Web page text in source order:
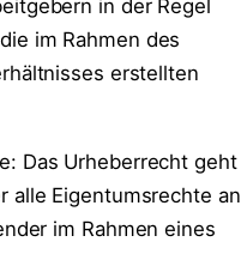
in der Regel
im Rahmen des
erstellten
Das Urheberrecht geht
alle Eigentumsrechte an
im Rahmen eines